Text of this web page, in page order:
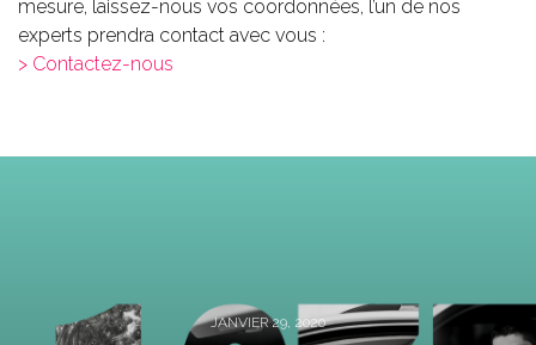
mesure, laissez-nous vos coordonnées, l’un de nos
experts prendra contact avec vous :
> Contactez-nous
JANVIER 29, 2020